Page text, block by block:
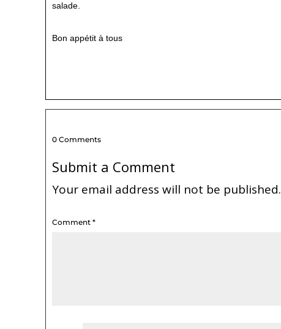
salade.
Bon appétit à tous
0 Comments
Submit a Comment
Your email address will not be published.
Comment *